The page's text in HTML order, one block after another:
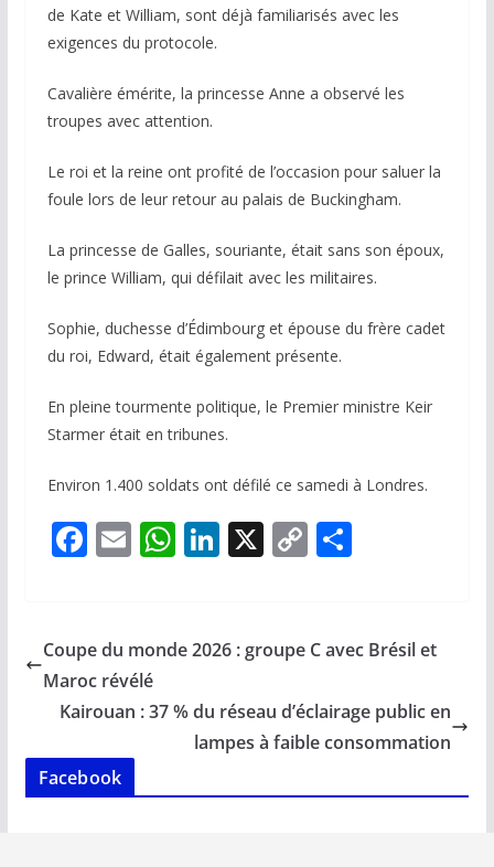
de Kate et William, sont déjà familiarisés avec les
exigences du protocole.
Cavalière émérite, la princesse Anne a observé les
troupes avec attention.
Le roi et la reine ont profité de l’occasion pour saluer la
foule lors de leur retour au palais de Buckingham.
La princesse de Galles, souriante, était sans son époux,
le prince William, qui défilait avec les militaires.
Sophie, duchesse d’Édimbourg et épouse du frère cadet
du roi, Edward, était également présente.
En pleine tourmente politique, le Premier ministre Keir
Starmer était en tribunes.
Environ 1.400 soldats ont défilé ce samedi à Londres.
F
b
o
o
k
E
l
W
s
p
p
Li
e
n
X C
y
n
k
P
g
Coupe du monde 2026 : groupe C avec Brésil et
Maroc révélé
Kairouan : 37 % du réseau d’éclairage public en
lampes à faible consommation
Facebook